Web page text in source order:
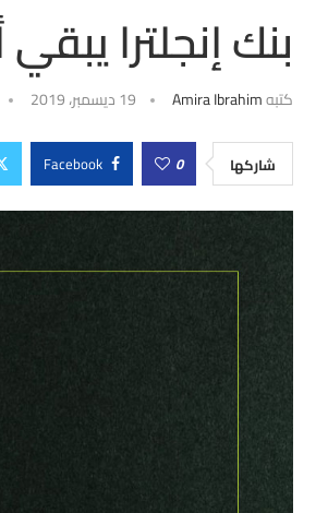
بنك إنجلترا
كتبهAmira Ibrahim 19 ديسمبر، 2019
شاركها 0
Facebook